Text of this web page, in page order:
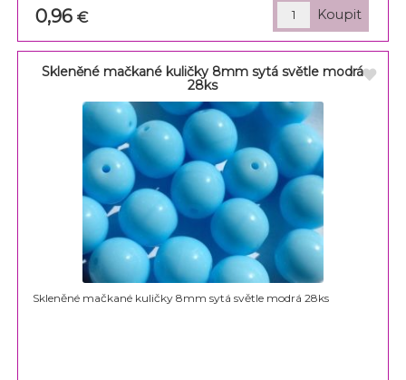
0,96€
Skleněné mačkané kuličky 8mm sytá světle modrá
28ks
Skleněné mačkané kuličky 8mm sytá světle modrá 28ks